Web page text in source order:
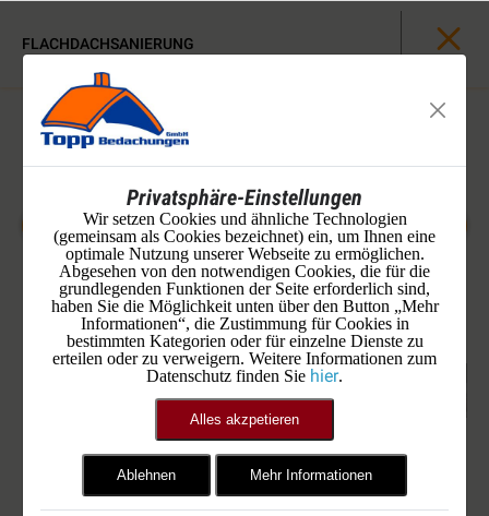
FLACHDACHSANIERUNG
Privatsphäre-Einstellungen
Wir setzen Cookies und ähnliche Technologien
(gemeinsam als Cookies bezeichnet) ein, um Ihnen eine
optimale Nutzung unserer Webseite zu ermöglichen.
Abgesehen von den notwendigen Cookies, die für die
grundlegenden Funktionen der Seite erforderlich sind,
haben Sie die Möglichkeit unten über den Button „Mehr
Informationen“, die Zustimmung für Cookies in
bestimmten Kategorien oder für einzelne Dienste zu
erteilen oder zu verweigern. Weitere Informationen zum
Datenschutz finden Sie hier.
Alles akzpetieren
Ablehnen Mehr Informationen